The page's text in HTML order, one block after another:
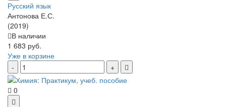
Русский язык
Антонова Е.С.
(2019)
В наличии
1 683 руб.
Уже в корзине
0